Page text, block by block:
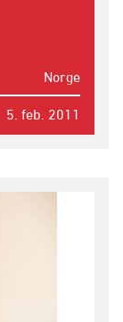
Norge
5. feb. 2011